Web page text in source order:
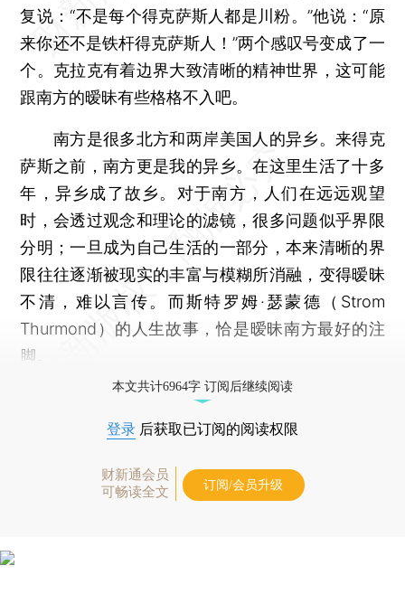
复说：“不是每个得克萨斯人都是川粉。”他说：“原
来你还不是铁杆得克萨斯人！”两个感叹号变成了一
个。克拉克有着边界大致清晰的精神世界，这可能
跟南方的暧昧有些格格不入吧。
南方是很多北方和两岸美国人的异乡。来得克
萨斯之前，南方更是我的异乡。在这里生活了十多
年，异乡成了故乡。对于南方，人们在远远观望
时，会透过观念和理论的滤镜，很多问题似乎界限
分明；一旦成为自己生活的一部分，本来清晰的界
限往往逐渐被现实的丰富与模糊所消融，变得暧昧
不清，难以言传。而斯特罗姆·瑟蒙德（Strom
Thurmond）的人生故事，恰是暧昧南方最好的注
脚。
本文共计6964字 订阅后继续阅读
登录 后获取已订阅的阅读权限
财新通会员
可畅读全文
订阅/会员升级